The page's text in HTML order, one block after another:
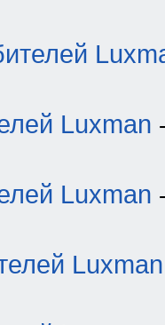
Luxman
Luxman
Luxman